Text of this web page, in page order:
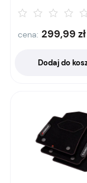
cena: 299,99 zł
Dodaj do